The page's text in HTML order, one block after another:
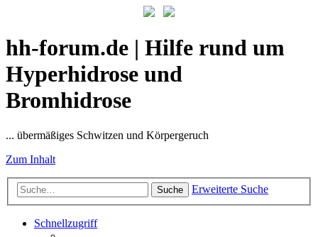
hh-forum.de | Hilfe rund um
Hyperhidrose und
Bromhidrose
... übermäßiges Schwitzen und Körpergeruch
Zum Inhalt
Suche Erweiterte Suche
Schnellzugriff